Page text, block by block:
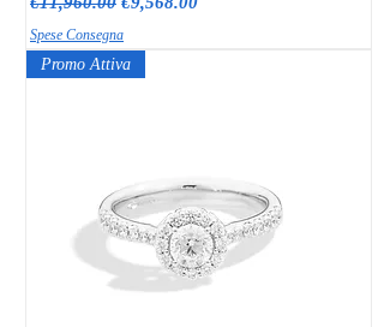
Spese Consegna
Promo Attiva